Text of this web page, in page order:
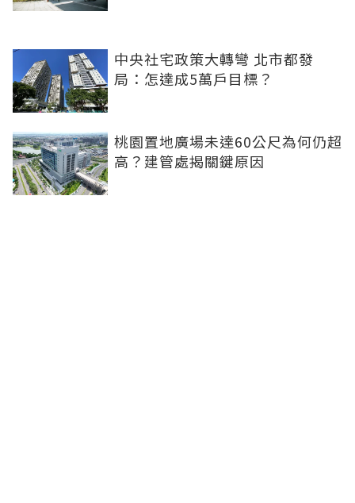
中央社宅政策大轉彎 北市都發
局：怎達成5萬戶目標？
桃園置地廣場未達60公尺為何仍超
高？建管處揭關鍵原因